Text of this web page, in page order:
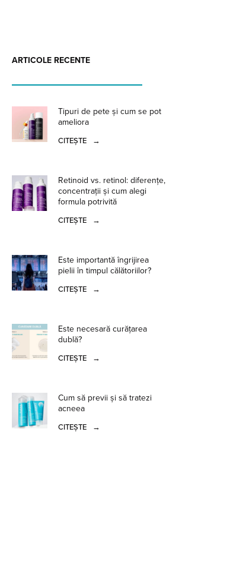
ARTICOLE RECENTE
Tipuri de pete și cum se pot
ameliora
CITEȘTE →
Retinoid vs. retinol: diferențe,
concentrații și cum alegi
formula potrivită
CITEȘTE →
Este importantă îngrijirea
pielii în timpul călătoriilor?
CITEȘTE →
Este necesară curățarea
dublă?
CITEȘTE →
Cum să previi și să tratezi
acneea
CITEȘTE →